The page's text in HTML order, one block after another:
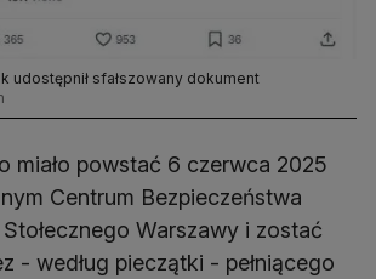
udostępnił sfałszowany dokument
miało powstać 6 czerwca 2025
Centrum Bezpieczeństwa
Warszawy i zostać
- według pieczątki - pełniącego